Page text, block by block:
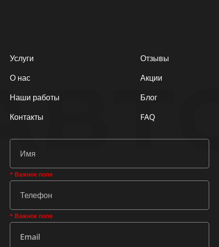
Услуги
О нас
Наши работы
Контакты
Отзывы
Акции
Блог
FAQ
* Важное поле
* Важное поле